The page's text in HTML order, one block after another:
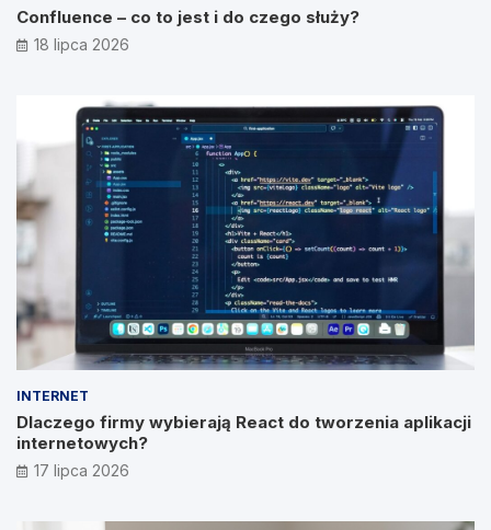
Confluence – co to jest i do czego służy?
18 lipca 2026
INTERNET
Dlaczego firmy wybierają React do tworzenia aplikacji
internetowych?
17 lipca 2026